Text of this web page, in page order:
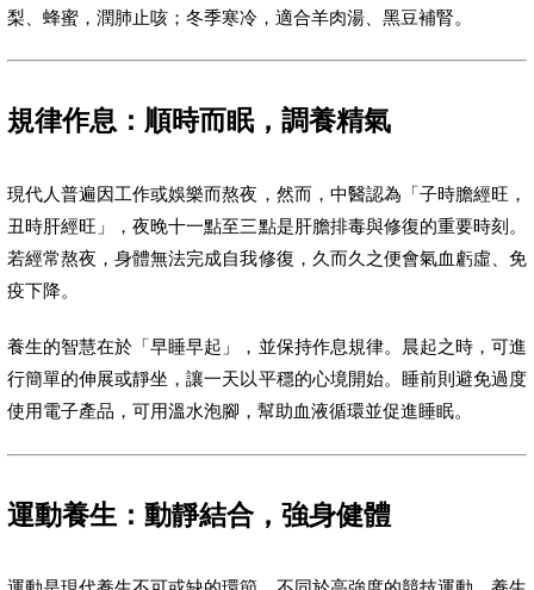
梨、蜂蜜，潤肺止咳；冬季寒冷，適合羊肉湯、黑豆補腎。
規律作息：順時而眠，調養精氣
現代人普遍因工作或娛樂而熬夜，然而，中醫認為「子時膽經旺，
丑時肝經旺」，夜晚十一點至三點是肝膽排毒與修復的重要時刻。
若經常熬夜，身體無法完成自我修復，久而久之便會氣血虧虛、免
疫下降。
養生的智慧在於「早睡早起」，並保持作息規律。晨起之時，可進
行簡單的伸展或靜坐，讓一天以平穩的心境開始。睡前則避免過度
使用電子產品，可用溫水泡腳，幫助血液循環並促進睡眠。
運動養生：動靜結合，強身健體